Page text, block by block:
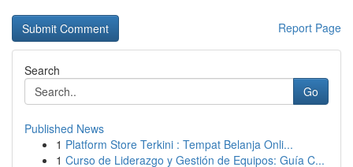
Report Page
Search
Go
Published News
1 Platform Store Terkini : Tempat Belanja Onli...
1 Curso de Liderazgo y Gestión de Equipos: Guía C...